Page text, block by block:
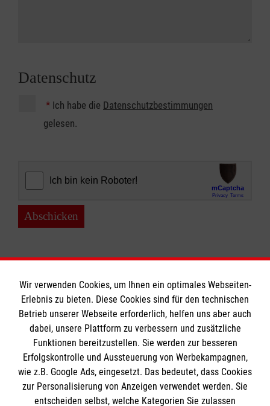
Datenschutz
* Ich habe die Datenschutzbestimmungen
gelesen.
Abschicken
Informationen
Impressum
Datenschutz
Kontakt
Die Malteser
Wir verwenden Cookies, um Ihnen ein optimales Webseiten-
Erlebnis zu bieten. Diese Cookies sind für den technischen
Betrieb unserer Webseite erforderlich, helfen uns aber auch
dabei, unsere Plattform zu verbessern und zusätzliche
Funktionen bereitzustellen. Sie werden zur besseren
Erfolgskontrolle und Aussteuerung von Werbekampagnen,
wie z.B. Google Ads, eingesetzt. Das bedeutet, dass Cookies
zur Personalisierung von Anzeigen verwendet werden. Sie
entscheiden selbst, welche Kategorien Sie zulassen